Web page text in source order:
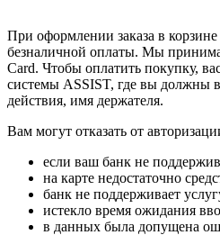
При оформлении заказа в
безналичной оплаты. Мы
Card. Чтобы оплатить покупку,
системы ASSIST, где вы должны
действия, имя держателя.
Вам могут отказать от
если ваш банк не
на карте недостаточно
банк не поддерживает
истекло время ожидания
в данных была допущена